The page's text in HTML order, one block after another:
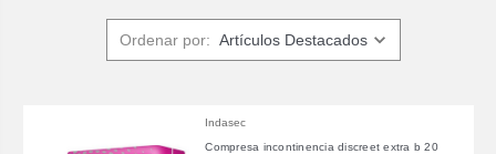
Ordenar por:
Indasec
Compresa incontinencia discreet extra b 20